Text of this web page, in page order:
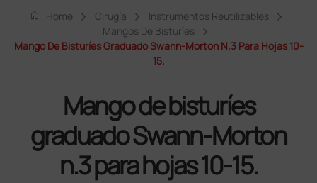
home Home Cirugía
Instrumentos Reutilizables
Mangos De Bisturíes
Mango De Bisturíes Graduado Swann-Morton N.3 Para Hojas 10-
15.
Mango de bisturíes
graduado Swann-Morton
n.3 para hojas 10-15.